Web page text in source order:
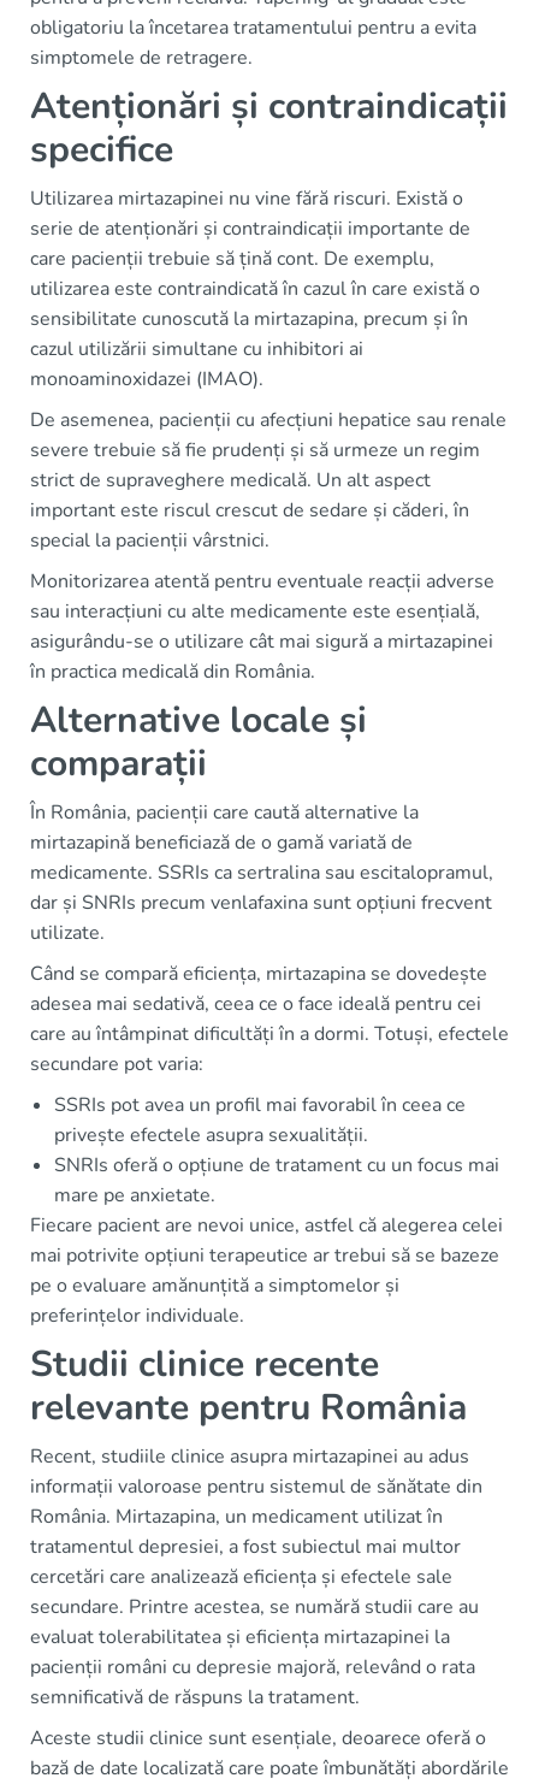
obligatoriu la încetarea tratamentului pentru a evita
simptomele de retragere.
Atenționări și contraindicații
specifice
Utilizarea mirtazapinei nu vine fără riscuri. Există o
serie de atenționări și contraindicații importante de
care pacienții trebuie să țină cont. De exemplu,
utilizarea este contraindicată în cazul în care există o
sensibilitate cunoscută la mirtazapina, precum și în
cazul utilizării simultane cu inhibitori ai
monoaminoxidazei (IMAO).
De asemenea, pacienții cu afecțiuni hepatice sau renale
severe trebuie să fie prudenți și să urmeze un regim
strict de supraveghere medicală. Un alt aspect
important este riscul crescut de sedare și căderi, în
special la pacienții vârstnici.
Monitorizarea atentă pentru eventuale reacții adverse
sau interacțiuni cu alte medicamente este esențială,
asigurându-se o utilizare cât mai sigură a mirtazapinei
în practica medicală din România.
Alternative locale și
comparații
În România, pacienții care caută alternative la
mirtazapină beneficiază de o gamă variată de
medicamente. SSRIs ca sertralina sau escitalopramul,
dar și SNRIs precum venlafaxina sunt opțiuni frecvent
utilizate.
Când se compară eficiența, mirtazapina se dovedește
adesea mai sedativă, ceea ce o face ideală pentru cei
care au întâmpinat dificultăți în a dormi. Totuși, efectele
secundare pot varia:
SSRIs pot avea un profil mai favorabil în ceea ce
privește efectele asupra sexualității.
SNRIs oferă o opțiune de tratament cu un focus mai
mare pe anxietate.
Fiecare pacient are nevoi unice, astfel că alegerea celei
mai potrivite opțiuni terapeutice ar trebui să se bazeze
pe o evaluare amănunțită a simptomelor și
preferințelor individuale.
Studii clinice recente
relevante pentru România
Recent, studiile clinice asupra mirtazapinei au adus
informații valoroase pentru sistemul de sănătate din
România. Mirtazapina, un medicament utilizat în
tratamentul depresiei, a fost subiectul mai multor
cercetări care analizează eficiența și efectele sale
secundare. Printre acestea, se numără studii care au
evaluat tolerabilitatea și eficiența mirtazapinei la
pacienții români cu depresie majoră, relevând o rata
semnificativă de răspuns la tratament.
Aceste studii clinice sunt esențiale, deoarece oferă o
bază de date localizată care poate îmbunătăți abordările